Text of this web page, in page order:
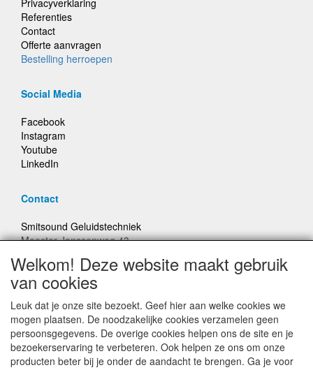
Referenties
Contact
Offerte aanvragen
Bestelling herroepen
Social Media
Facebook
Instagram
Youtube
LinkedIn
Contact
Smitsound Geluidstechniek
Meester Janssenweg 43
E-mail: info@smitsound.nl
Telefoon: +31-(0)6-22256322
Bestellingen binnen Nederland, ongeacht gewicht, verstuurd
voor € 6,95
Prijzen inclusief 21% BTW, tenzij anders vermeldt
Welkom! Deze website maakt gebruik
van cookies
Leuk dat je onze site bezoekt. Geef hier aan welke cookies we
mogen plaatsen. De noodzakelijke cookies verzamelen geen
persoonsgegevens. De overige cookies helpen ons de site en je
bezoekerservaring te verbeteren. Ook helpen ze ons om onze
producten beter bij je onder de aandacht te brengen. Ga je voor